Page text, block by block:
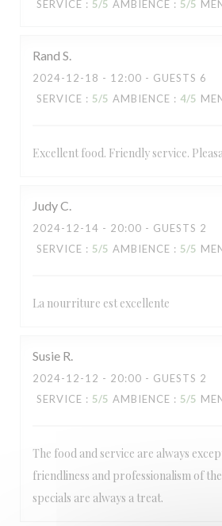
SERVICE : 5/5 AMBIENCE : 5/5
Rand S
2024-12-18 - 12:00 - GUESTS 6
SERVICE : 5/5 AMBIENCE : 4/5
Excellent food. Friendly service.
JudyC
2024-12-14 - 20:00 - GUESTS 2
SERVICE : 5/5 AMBIENCE : 5/5
La nourriture est excellente
Susie R
2024-12-12 - 20:00 - GUESTS 2
SERVICE : 5/5 AMBIENCE : 5/5
The food and service are always
friendliness and professionalism of
specials are always a treat.